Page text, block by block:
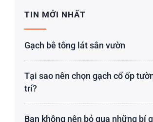
TIN MỚI NHẤT
Gạch bê tông lát sân vườn
Tại sao nên chọn gạch cổ ốp
trí?
Bạn không nên bỏ qua những bí